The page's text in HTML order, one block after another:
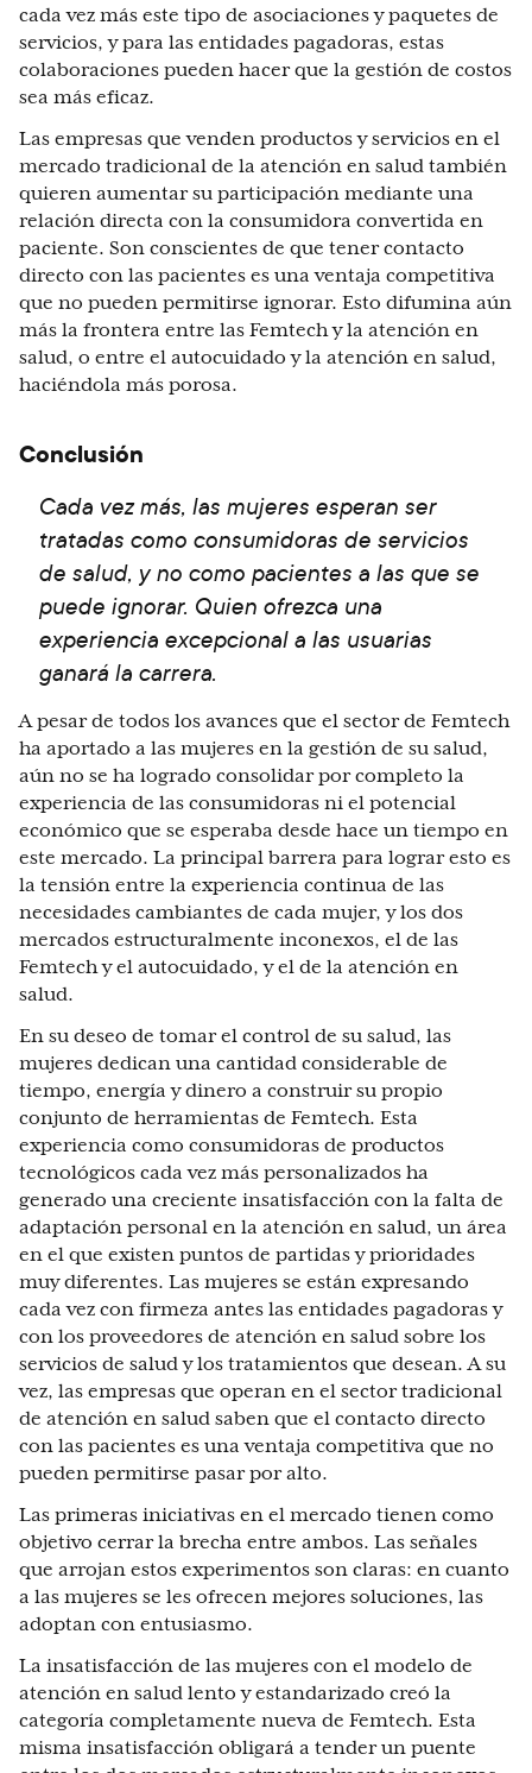
cada vez más este tipo de asociaciones y paquetes de
servicios, y para las entidades pagadoras, estas
colaboraciones pueden hacer que la gestión de costos
sea más eficaz.
Las empresas que venden productos y servicios en el
mercado tradicional de la atención en salud también
quieren aumentar su participación mediante una
relación directa con la consumidora convertida en
paciente. Son conscientes de que tener contacto
directo con las pacientes es una ventaja competitiva
que no pueden permitirse ignorar. Esto difumina aún
más la frontera entre las Femtech y la atención en
salud, o entre el autocuidado y la atención en salud,
haciéndola más porosa.
Conclusión
Cada vez más, las mujeres esperan ser
tratadas como consumidoras de servicios
de salud, y no como pacientes a las que se
puede ignorar. Quien ofrezca una
experiencia excepcional a las usuarias
ganará la carrera.
A pesar de todos los avances que el sector de Femtech
ha aportado a las mujeres en la gestión de su salud,
aún no se ha logrado consolidar por completo la
experiencia de las consumidoras ni el potencial
económico que se esperaba desde hace un tiempo en
este mercado. La principal barrera para lograr esto es
la tensión entre la experiencia continua de las
necesidades cambiantes de cada mujer, y los dos
mercados estructuralmente inconexos, el de las
Femtech y el autocuidado, y el de la atención en
salud.
En su deseo de tomar el control de su salud, las
mujeres dedican una cantidad considerable de
tiempo, energía y dinero a construir su propio
conjunto de herramientas de Femtech. Esta
experiencia como consumidoras de productos
tecnológicos cada vez más personalizados ha
generado una creciente insatisfacción con la falta de
adaptación personal en la atención en salud, un área
en el que existen puntos de partidas y prioridades
muy diferentes. Las mujeres se están expresando
cada vez con firmeza antes las entidades pagadoras y
con los proveedores de atención en salud sobre los
servicios de salud y los tratamientos que desean. A su
vez, las empresas que operan en el sector tradicional
de atención en salud saben que el contacto directo
con las pacientes es una ventaja competitiva que no
pueden permitirse pasar por alto.
Las primeras iniciativas en el mercado tienen como
objetivo cerrar la brecha entre ambos. Las señales
que arrojan estos experimentos son claras: en cuanto
a las mujeres se les ofrecen mejores soluciones, las
adoptan con entusiasmo.
La insatisfacción de las mujeres con el modelo de
atención en salud lento y estandarizado creó la
categoría completamente nueva de Femtech. Esta
misma insatisfacción obligará a tender un puente